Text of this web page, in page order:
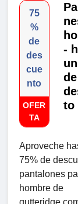
75
%
de
des
cue
nto
OFER
TA
-
de
to
Aproveche
75% de
pantalones
hombre de